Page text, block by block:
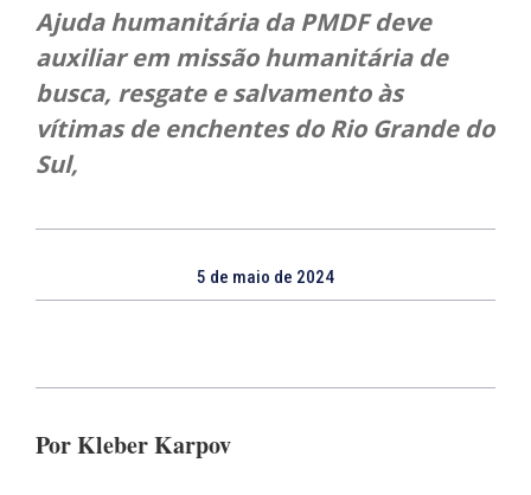
Ajuda humanitária da PMDF deve
auxiliar em missão humanitária de
busca, resgate e salvamento às
vítimas de enchentes do Rio Grande do
Sul,
5 de maio de 2024
Por Kleber Karpov